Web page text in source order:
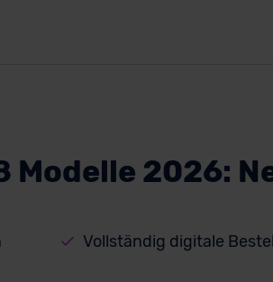
Modelle 2026:
Vollständig digitale